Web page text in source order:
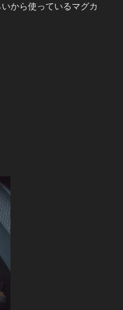
から使っているマグカ